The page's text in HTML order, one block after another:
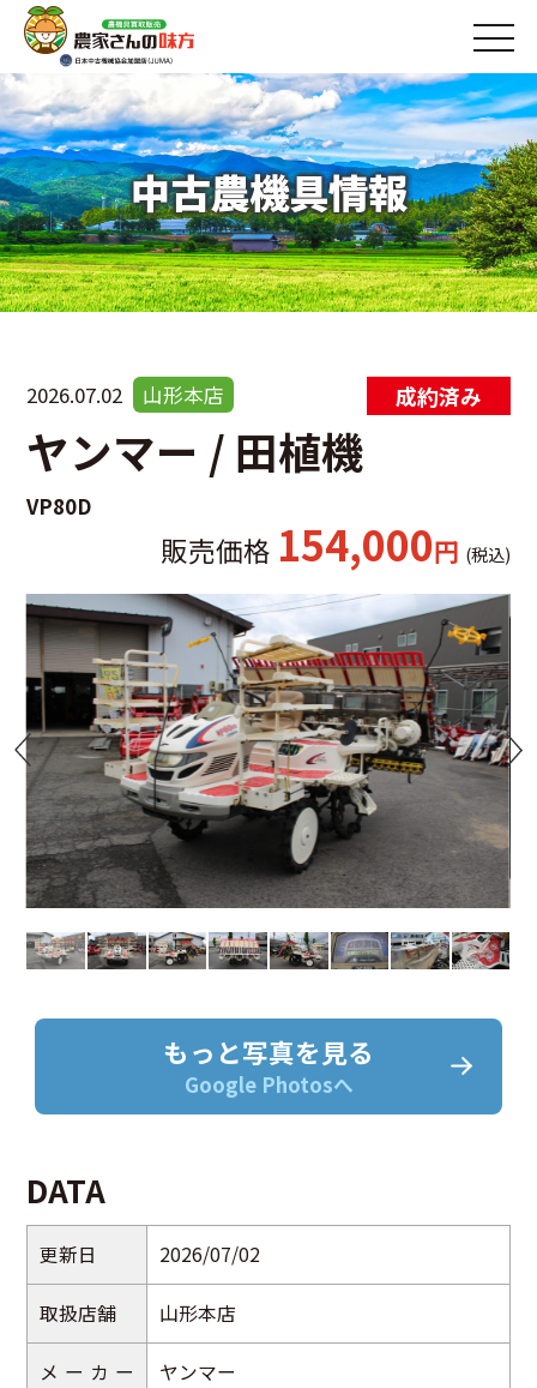
中古農機具情報
2026.07.02 山形本店
ヤンマー / 田植機
VP80D
販売価格 154,000円 (税込)
もっと写真を見る
Google Photosへ
DATA
更新日 2026/07/02
取扱店舗 山形本店
メーカー
ヤンマー